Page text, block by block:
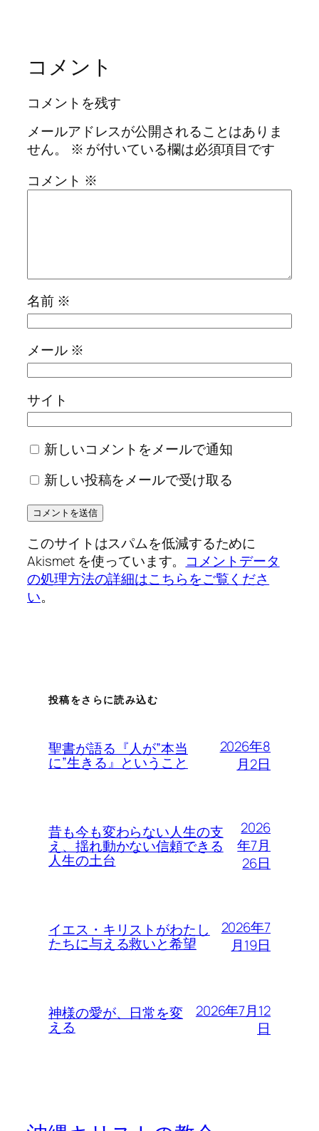
コメント
コメントを残す
メールアドレスが公開されることはありま
せん。
※ が付いている欄は必須項目です
コメント ※
名前 ※
メール ※
サイト
新しいコメントをメールで通知
新しい投稿をメールで受け取る
このサイトはスパムを低減するために
Akismet を使っています。 コメントデータ
の処理方法の詳細はこちらをご覧くださ
い。
投稿をさらに読み込む
聖書が語る『人が”本当
に”生きる』ということ
2026年8
月2日
昔も今も変わらない人生の支
え、揺れ動かない信頼できる
人生の土台
2026
年7月
26日
イエス・キリストがわたし
たちに与える救いと希望
2026年7
月19日
神様の愛が、日常を変
える
2026年7月12
日